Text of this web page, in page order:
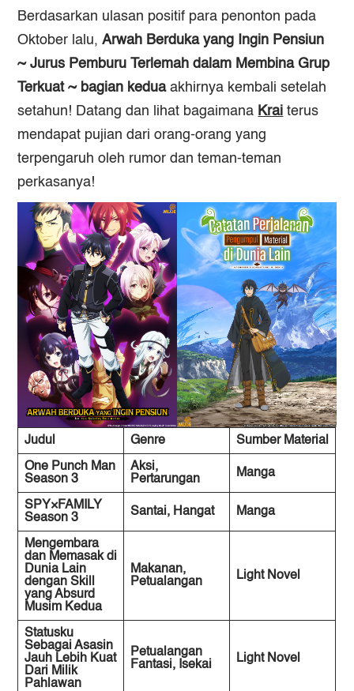
Berdasarkan ulasan positif para penonton pada
Oktober lalu,Arwah Berduka yang Ingin Pensiun
~ Jurus Pemburu Terlemah dalam Membina Grup
Terkuat ~ bagian keduaakhirnya kembali setelah
setahun! Datang dan lihat bagaimana Krai terus
mendapat pujian dari orang-orang yang
terpengaruh oleh rumor dan teman-teman
perkasanya!
Judul Genre Sumber Material
One Punch Man
Season 3
Aksi,
Pertarungan
Manga
SPY×FAMILY
Season 3
Santai, Hangat Manga
Mengembara
dan Memasak di
Dunia Lain
dengan Skill
yang Absurd
Musim Kedua
Makanan,
Petualangan
Light Novel
Statusku
Sebagai Asasin
Jauh Lebih Kuat
Dari Milik
Pahlawan
Petualangan
Fantasi, Isekai
Light Novel